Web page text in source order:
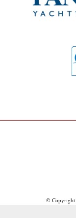
© Copyright